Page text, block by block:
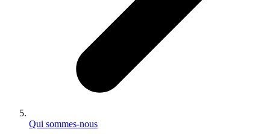
Qui sommes-nous